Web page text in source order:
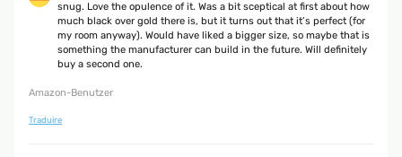
Spedizione rapida e imballo adeguato al tipo di articolo. Lo specchio è
bello, non sembra sia in polistirolo come in effetti è, me lo aspettavo più
leggerino. Il colore è leggermente diverso dalle foto ma i monitor falsano i
colori, quindi è inevitabile. Comodi i tasselli inclusi. Una stella in meno
perché gli angoli non sono uniti in modo precisissimo, per fortuna non si
snug. Love the opulence of it. Was a bit sceptical at first about how
much black over gold there is, but it turns out that it’s perfect (for
my room anyway). Would have liked a bigger size, so maybe that is
something the manufacturer can build in the future. Will definitely
buy a second one.
Amazon-Benutzer
Traduire